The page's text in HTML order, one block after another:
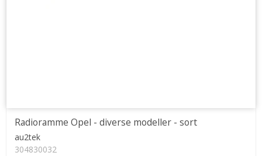
Radioramme Opel - diverse modeller - sort
au2tek
304830032